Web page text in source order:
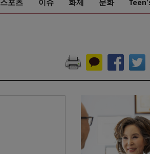
스포츠 이슈 화제 문화